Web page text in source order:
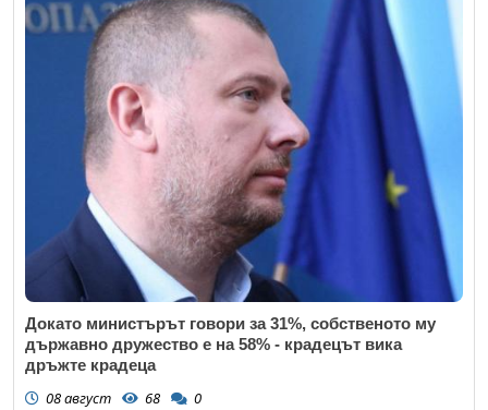
Докато министърът говори за 31%, собственото му
държавно дружество е на 58% - крадецът вика
дръжте крадеца
08 август 68 0